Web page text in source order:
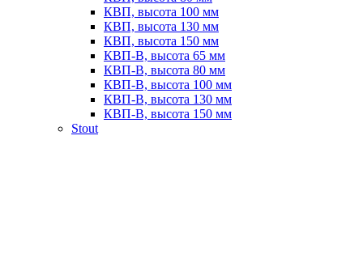
КВП, высота 100 мм
КВП, высота 130 мм
КВП, высота 150 мм
КВП-В, высота 65 мм
КВП-В, высота 80 мм
КВП-В, высота 100 мм
КВП-В, высота 130 мм
КВП-В, высота 150 мм
Stout